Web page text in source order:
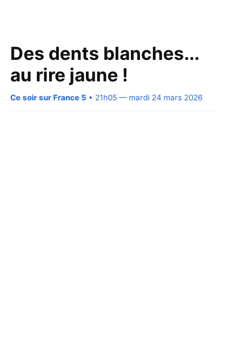
Des dents blanches...
au rire jaune !
Ce soir sur France 5 • 21h05 — mardi 24 mars 2026